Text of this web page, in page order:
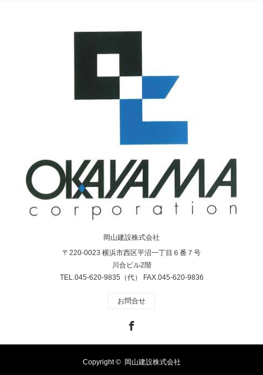
岡山建設株式会社
〒220-0023 横浜市西区平沼一丁目６番７号
川合ビル2階
TEL.045-620-9835（代） FAX.045-620-9836
お問合せ
Copyright © 岡山建設株式会社